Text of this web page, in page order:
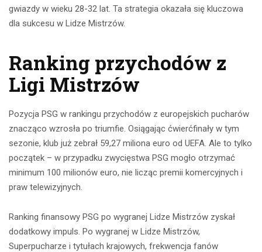
gwiazdy w wieku 28-32 lat. Ta strategia okazała się kluczowa
dla sukcesu w Lidze Mistrzów.
Ranking przychodów z
Ligi Mistrzów
Pozycja PSG w rankingu przychodów z europejskich pucharów
znacząco wzrosła po triumfie. Osiągając ćwierćfinały w tym
sezonie, klub już zebrał 59,27 miliona euro od UEFA. Ale to tylko
początek – w przypadku zwycięstwa PSG mogło otrzymać
minimum 100 milionów euro, nie licząc premii komercyjnych i
praw telewizyjnych.
Ranking finansowy PSG po wygranej Lidze Mistrzów zyskał
dodatkowy impuls. Po wygranej w Lidze Mistrzów,
Superpucharze i tytułach krajowych, frekwencja fanów